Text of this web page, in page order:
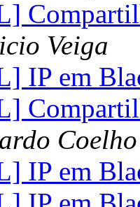
Veiga
IP em
Coelho
IP em